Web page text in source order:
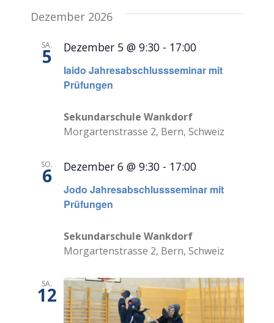
Dezember 2026
SA.
5
Iaido Jahresabschlussseminar mit
Prüfungen
Dezember 5 @ 9:30- 17:00
Sekundarschule Wankdorf
Morgartenstrasse 2, Bern, Schweiz
SO.
6
Jodo Jahresabschlussseminar mit
Prüfungen
Dezember 6 @ 9:30- 17:00
Sekundarschule Wankdorf
Morgartenstrasse 2, Bern, Schweiz
SA.
12